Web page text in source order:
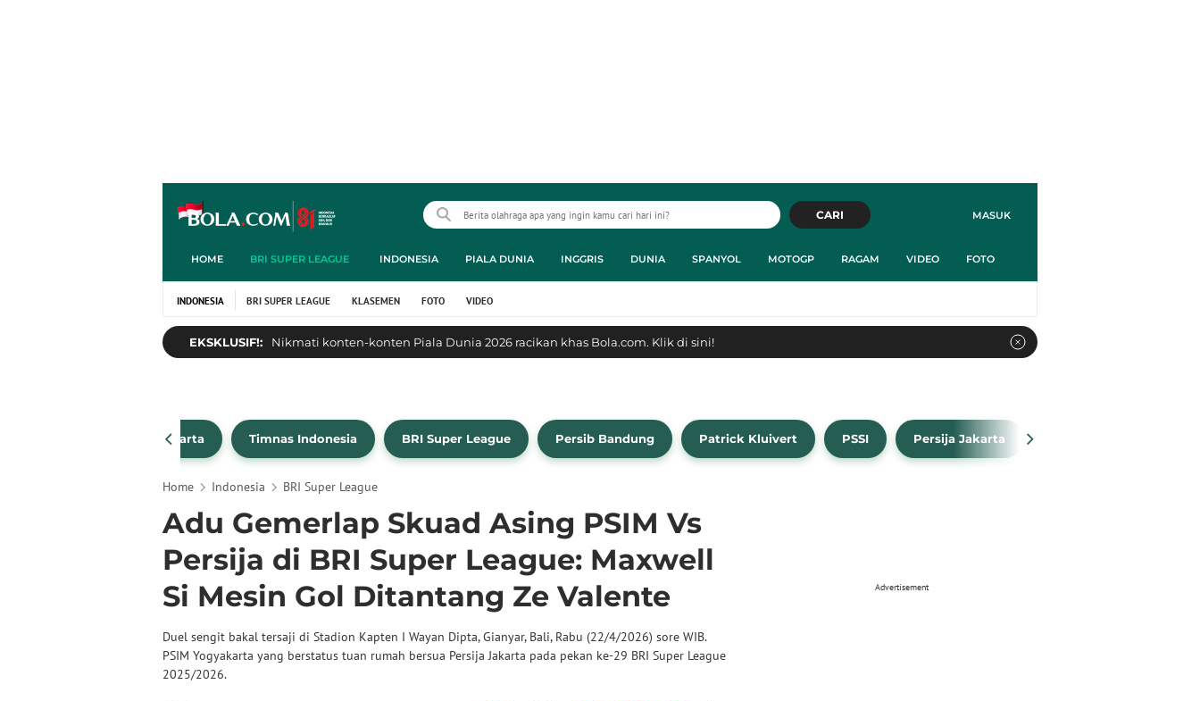
MASUK
CARI
HOME BRI SUPER LEAGUE INDONESIA PIALA DUNIA INGGRIS DUNIA SPANYOL MOTOGP RAGAM VIDEO FOTO
INDONESIA BRI SUPER LEAGUE KLASEMEN FOTO VIDEO
EKSKLUSIF!: Nikmati konten-konten Piala Dunia 2026 racikan khas Bola.com. Klik di sini!
Persija Jakarta Timnas Indonesia BRI Super League Persib Bandung Patrick Kluivert PSSI Persija Jakarta
Home Indonesia BRI Super League
Adu Gemerlap Skuad Asing PSIM Vs
Persija di BRI Super League: Maxwell
Si Mesin Gol Ditantang Ze Valente
Duel sengit bakal tersaji di Stadion Kapten I Wayan Dipta, Gianyar, Bali, Rabu (22/4/2026) sore WIB.
PSIM Yogyakarta yang berstatus tuan rumah bersua Persija Jakarta pada pekan ke-29 BRI Super League
2025/2026.
Advertisement